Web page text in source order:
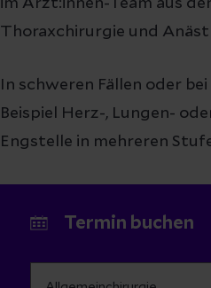
im Ärzt:innen-Team aus
Thoraxchirurgie und
In schweren Fällen oder
Beispiel Herz-, Lungen-
Engstelle in mehreren
Termin buchen